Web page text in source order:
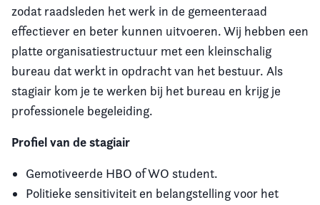
zodat raadsleden het werk in de gemeenteraad
effectiever en beter kunnen uitvoeren.Wij hebben een
platte organisatiestructuur met een kleinschalig
bureau dat werkt in opdracht van het bestuur. Als
stagiair kom je te werken bij het bureau en krijg je
professionele begeleiding.
Profiel van de stagiair
Gemotiveerde HBO of WO student.
Politieke sensitiviteit en belangstelling voor het